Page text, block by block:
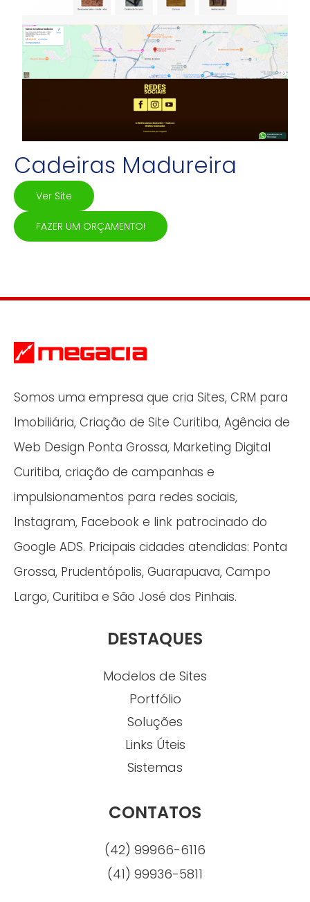
Cadeiras Madureira
Ver Site
FAZER UM ORÇAMENTO!
Somos uma empresa que cria Sites, CRM para
Imobiliária, Criação de Site Curitiba, Agência de
Web Design Ponta Grossa, Marketing Digital
Curitiba, criação de campanhas e
impulsionamentos para redes sociais,
Instagram, Facebook e link patrocinado do
Google ADS. Pricipais cidades atendidas: Ponta
Grossa, Prudentópolis, Guarapuava, Campo
Largo, Curitiba e São José dos Pinhais.
DESTAQUES
Modelos de Sites
Portfólio
Soluções
Links Úteis
Sistemas
CONTATOS
(42) 99966-6116
(41) 99936-5811